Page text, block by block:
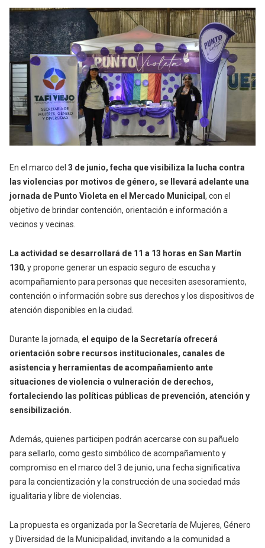
En el marco del 3 de junio, fecha que visibiliza la lucha contra
las violencias por motivos de género, se llevará adelante una
jornada de Punto Violeta en el Mercado Municipal , con el
objetivo de brindar contención, orientación e información a
vecinos y vecinas.
La actividad se desarrollará de 11 a 13 horas en San Martín
130, y propone generar un espacio seguro de escucha y
acompañamiento para personas que necesiten asesoramiento,
contención o información sobre sus derechos y los dispositivos de
atención disponibles en la ciudad.
Durante la jornada, el equipo de la Secretaría ofrecerá
orientación sobre recursos institucionales, canales de
asistencia y herramientas de acompañamiento ante
situaciones de violencia o vulneración de derechos,
fortaleciendo las políticas públicas de prevención, atención y
sensibilización.
Además, quienes participen podrán acercarse con su pañuelo
para sellarlo, como gesto simbólico de acompañamiento y
compromiso en el marco del 3 de junio, una fecha significativa
para la concientización y la construcción de una sociedad más
igualitaria y libre de violencias.
La propuesta es organizada por la Secretaría de Mujeres, Género
y Diversidad de la Municipalidad, invitando a la comunidad a